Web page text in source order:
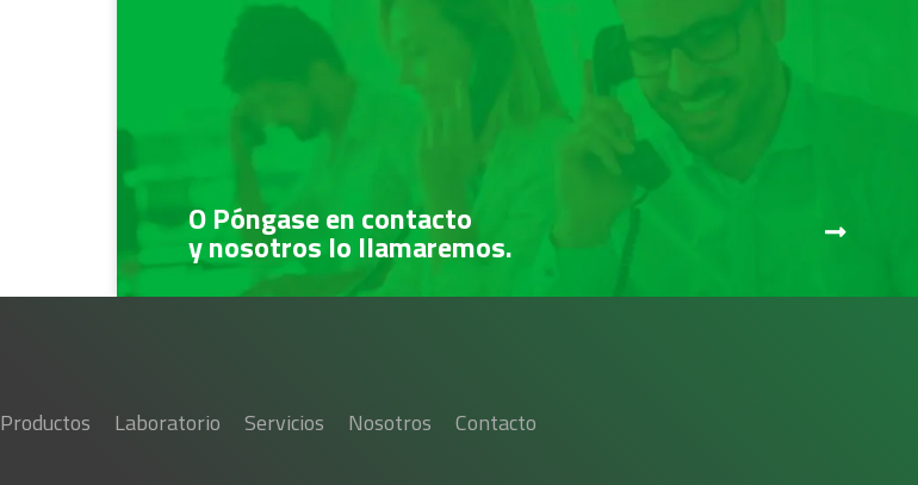
O Póngase en contacto
y nosotros lo llamaremos.
Productos Laboratorio Servicios Nosotros Contacto